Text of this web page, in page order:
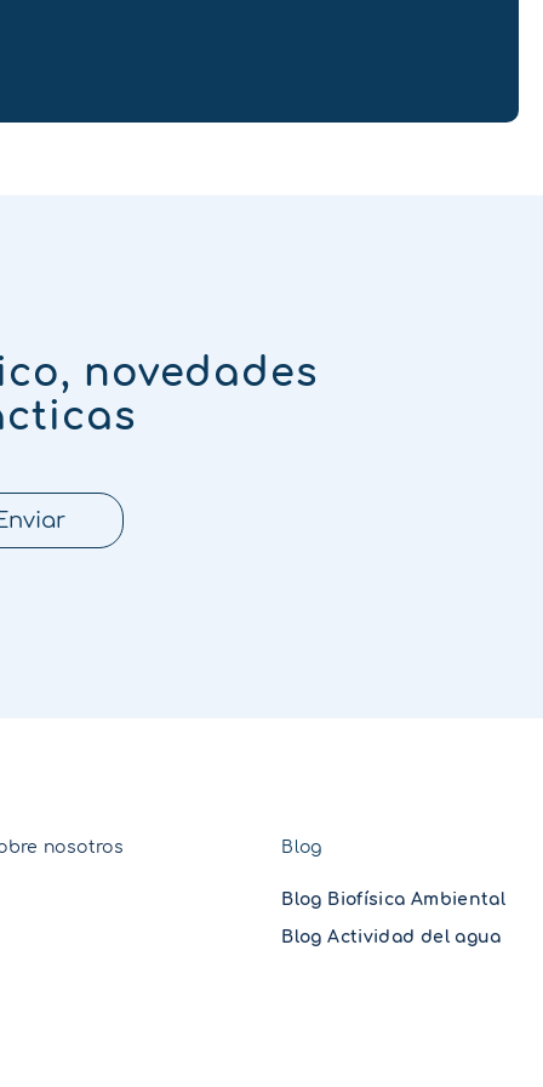
novedades
nosotros Blog
Blog Biofísica Ambiental
Blog Actividad del agua